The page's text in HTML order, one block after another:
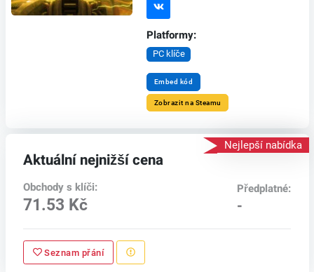
Platformy:
PC klíče
Embed kód
Zobrazit na Steamu
Nejlepší nabídka
Aktuální nejnižší cena
Obchody s klíči:
71.53 Kč
Předplatné:
-
Seznam přání